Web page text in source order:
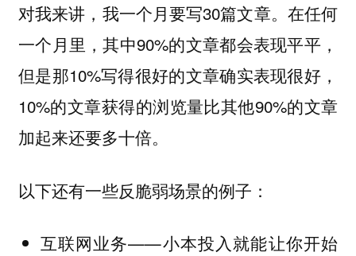
对我来讲，我一个月要写30篇文章。在任何
一个月里，其中90%的文章都会表现平平，
但是那10%写得很好的文章确实表现很好，
10%的文章获得的浏览量比其他90%的文章
加起来还要多十倍。
以下还有一些反脆弱场景的例子：
互联网业务——小本投入就能让你开始